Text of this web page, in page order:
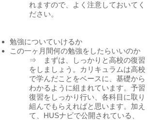
れますので、よく注意しておいてく
ださい。
勉強についていけるか
この一ヶ月間何の勉強をしたらいいのか
⇒ まずは、しっかりと高校の復習
をしましょう。カリキュラムは高校
で学んだことをベースに、基礎から
わかるように組まれています。予習
復習をしっかり行い、各科目に取り
組んでもらえればと思います。加え
て、HUSナビで公開されている、